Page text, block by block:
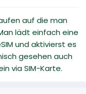
auf die man
lädt einfach eine
und aktivierst es
gesehen auch
via SIM-Karte.